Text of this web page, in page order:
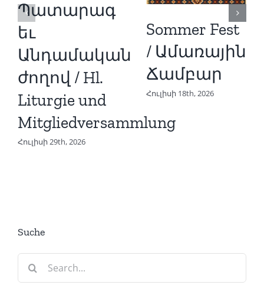
Պատարագ
եւ
Անդամական
ժողով / Hl.
Liturgie und
Mitgliedversammlung
Հուլիսի 29th, 2026
Sommer Fest
/ Ամառային
Ճամբար
Հուլիսի 18th, 2026
Suche
Search
for: